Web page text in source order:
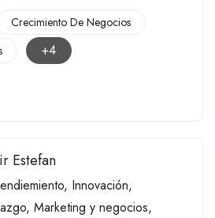
Crecimiento De Negocios
+4
Estefan
, Innovación,
, Marketing y negocios,